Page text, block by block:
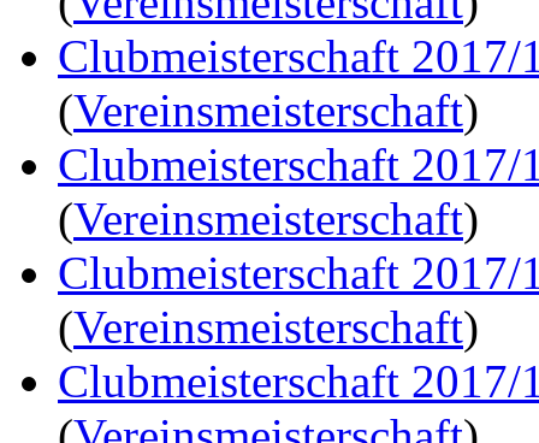
Clubmeisterschaft 2017/
(Vereinsmeisterschaft)
Clubmeisterschaft 2017/
(Vereinsmeisterschaft)
Clubmeisterschaft 2017/
(Vereinsmeisterschaft)
Clubmeisterschaft 2017/